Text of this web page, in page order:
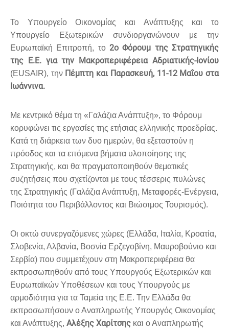
Το Υπουργείο Οικονομίας και Ανάπτυξης και το
Υπουργείο Εξωτερικών συνδιοργανώνουν με την
Ευρωπαϊκή Επιτροπή, το 2ο Φόρουμ της Στρατηγικής
της Ε.Ε. για την Μακροπεριφέρεια Αδριατικής-Ιονίου
(EUSAIR), την Πέμπτη και Παρασκευή, 11-12 Μαΐου στα
Ιωάννινα.
Με κεντρικό θέμα τη «Γαλάζια Ανάπτυξη», το Φόρουμ
κορυφώνει τις εργασίες της ετήσιας ελληνικής προεδρίας.
Κατά τη διάρκεια των δυο ημερών, θα εξεταστούν η
πρόοδος και τα επόμενα βήματα υλοποίησης της
Στρατηγικής, και θα πραγματοποιηθούν θεματικές
συζητήσεις που σχετίζονται με τους τέσσερις πυλώνες
της Στρατηγικής (Γαλάζια Ανάπτυξη, Μεταφορές-Ενέργεια,
Ποιότητα του Περιβάλλοντος και Βιώσιμος Τουρισμός).
Οι οκτώ συνεργαζόμενες χώρες (Ελλάδα, Ιταλία, Κροατία,
Σλοβενία, Αλβανία, Βοσνία Ερζεγοβίνη, Μαυροβούνιο και
Σερβία) που συμμετέχουν στη Μακροπεριφέρεια θα
εκπροσωπηθούν από τους Υπουργούς Εξωτερικών και
Ευρωπαϊκών Υποθέσεων και τους Υπουργούς με
αρμοδιότητα για τα Ταμεία της Ε.Ε. Την Ελλάδα θα
εκπροσωπήσουν ο Αναπληρωτής Υπουργός Οικονομίας
και Ανάπτυξης, Αλέξης Χαρίτσης και ο Αναπληρωτής